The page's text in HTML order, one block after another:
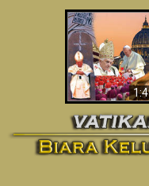
Wahyu di
Sekarang